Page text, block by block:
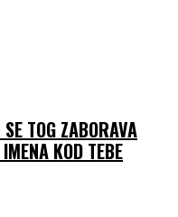
TOG ZABORAVA
KOD TEBE